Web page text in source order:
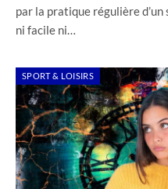
par la pratique régulière
ni facile ni…
SPORT & LOISIRS